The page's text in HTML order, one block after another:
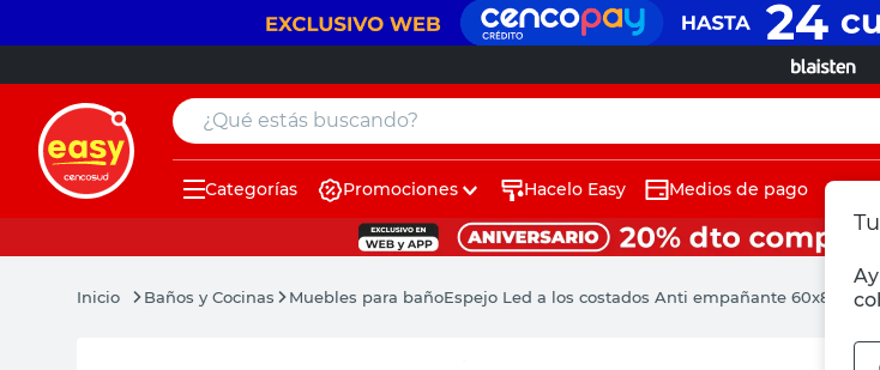
¿Qué estás buscando?
Categorías Promociones Hacelo Easy Medios de pago
Baños y Cocinas Muebles para bañoEspejo Led a los costados Anti empañante 60x80 Cm
muebles